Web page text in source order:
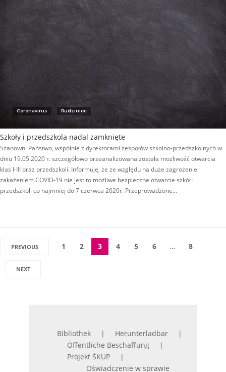
Coronavirus Rudziniec
Szkoły i przedszkola nadal zamknięte
Szanowni Państwo, wspólnie z dyrektorami zespołów szkolno-przedszkolnych w
dniu 19.05.2020 r. szczegółowo przeanalizowana została możliwość otwarcia
klas I-III oraz przedszkoli. Informuję, że ze względu na duże zagrożenie
zakażeniem COVID-19 nie jest to możliwe bezpieczne otwarcie szkół i
przedszkoli co najmniej do 7 czerwca 2020r. Przeprowadzone…
PREVIOUS 1 2 3 4 5 6 … 8
NEXT
Bibliothek
Herunterladbar
Öffentliche Beschaffung
Projekt ŚKUP
Oświadczenie w sprawie